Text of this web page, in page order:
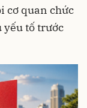
cơ quan chức
yếu tố trước